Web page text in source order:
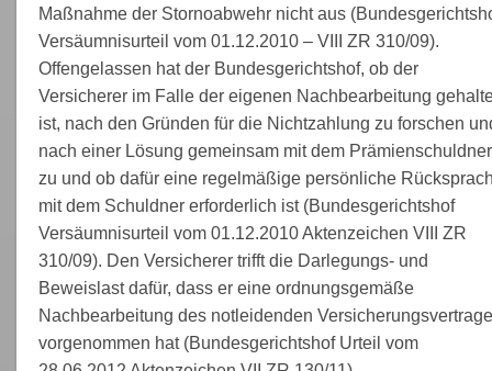
Maßnahme der Stornoabwehr nicht aus
Versäumnisurteil vom 01.12.2010 – VIII ZR 310/09).
Offengelassen hat der Bundesgerichtshof, ob der
Versicherer im Falle der eigenen Nachbearbeitung
ist, nach den Gründen für die Nichtzahlung zu forschen
nach einer Lösung gemeinsam mit dem Prämienschuldner
zu und ob dafür eine regelmäßige persönliche
mit dem Schuldner erforderlich ist (Bundesgerichtshof
Versäumnisurteil vom 01.12.2010 Aktenzeichen VIII ZR
310/09). Den Versicherer trifft die Darlegungs- und
Beweislast dafür, dass er eine ordnungsgemäße
Nachbearbeitung des notleidenden
vorgenommen hat (Bundesgerichtshof Urteil vom